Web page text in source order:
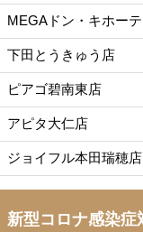
MEGAドン・キホー
下田とうきゅう店
ピアゴ碧南東店
アピタ大仁店
ジョイフル本田瑞穂店
新型コロナ感染症